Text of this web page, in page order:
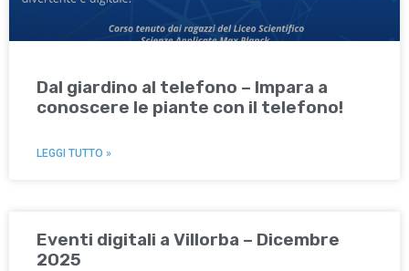
Dal giardino al telefono – Impara a
conoscere le piante con il telefono!
LEGGI TUTTO »
Eventi digitali a Villorba – Dicembre
2025